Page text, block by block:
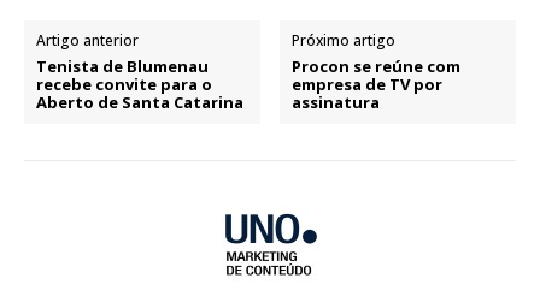
Artigo anterior
Tenista de Blumenau
recebe convite para o
Aberto de Santa Catarina
Próximo artigo
Procon se reúne com
empresa de TV por
assinatura